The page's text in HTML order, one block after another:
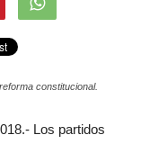
constitucional.
Los partidos